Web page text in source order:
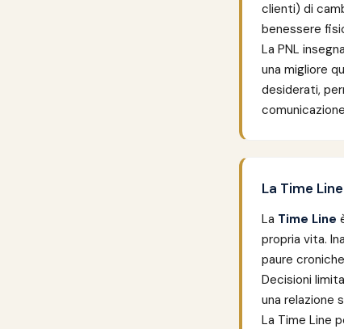
clienti) di
benessere
La PNL
una migliore
desiderati,
La Time Line
La Time Line
propria vita.
paure
Decisioni
una relazione
La Time Line